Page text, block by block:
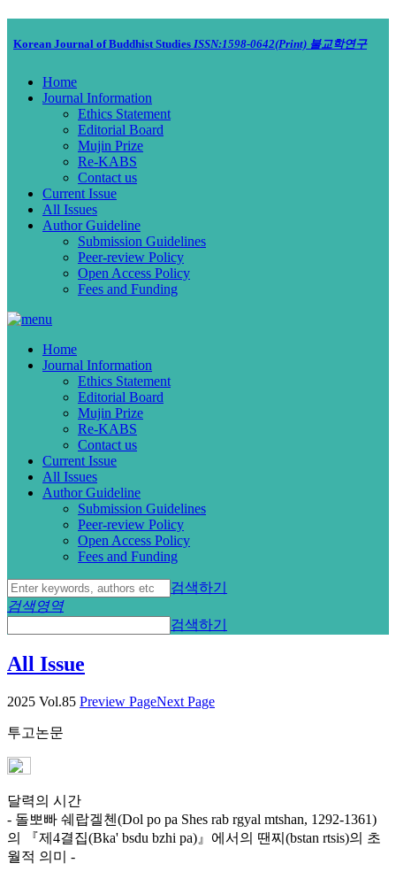
Korean Journal of Buddhist Studies ISSN:1598-0642(Print) 불교학연구
Home
Journal Information
Ethics Statement
Editorial Board
Mujin Prize
Re-KABS
Contact us
Current Issue
All Issues
Author Guideline
Submission Guidelines
Peer-review Policy
Open Access Policy
Fees and Funding
Home
Journal Information
Ethics Statement
Editorial Board
Mujin Prize
Re-KABS
Contact us
Current Issue
All Issues
Author Guideline
Submission Guidelines
Peer-review Policy
Open Access Policy
Fees and Funding
검색하기
검색영역
검색하기
All Issue
2025 Vol.85 Preview PageNext Page
투고논문
달력의 시간
- 돌뽀빠 쉐랍겔첸(Dol po pa Shes rab rgyal mtshan, 1292-1361)
의 『제4결집(Bka' bsdu bzhi pa)』에서의 땐찌(bstan rtsis)의 초
월적 의미 -